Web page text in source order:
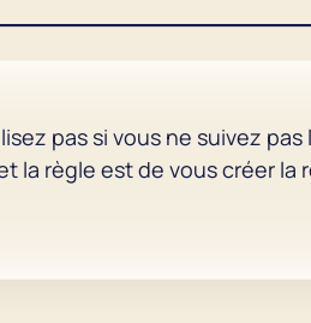
pas si vous ne suivez
la règle est de vous créer